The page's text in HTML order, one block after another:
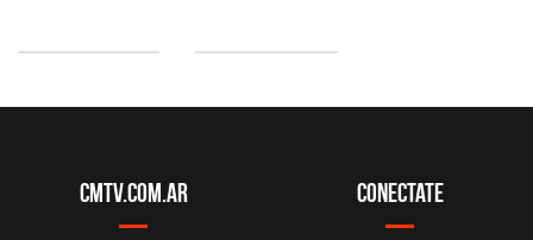
CMTV.com.ar Conectate